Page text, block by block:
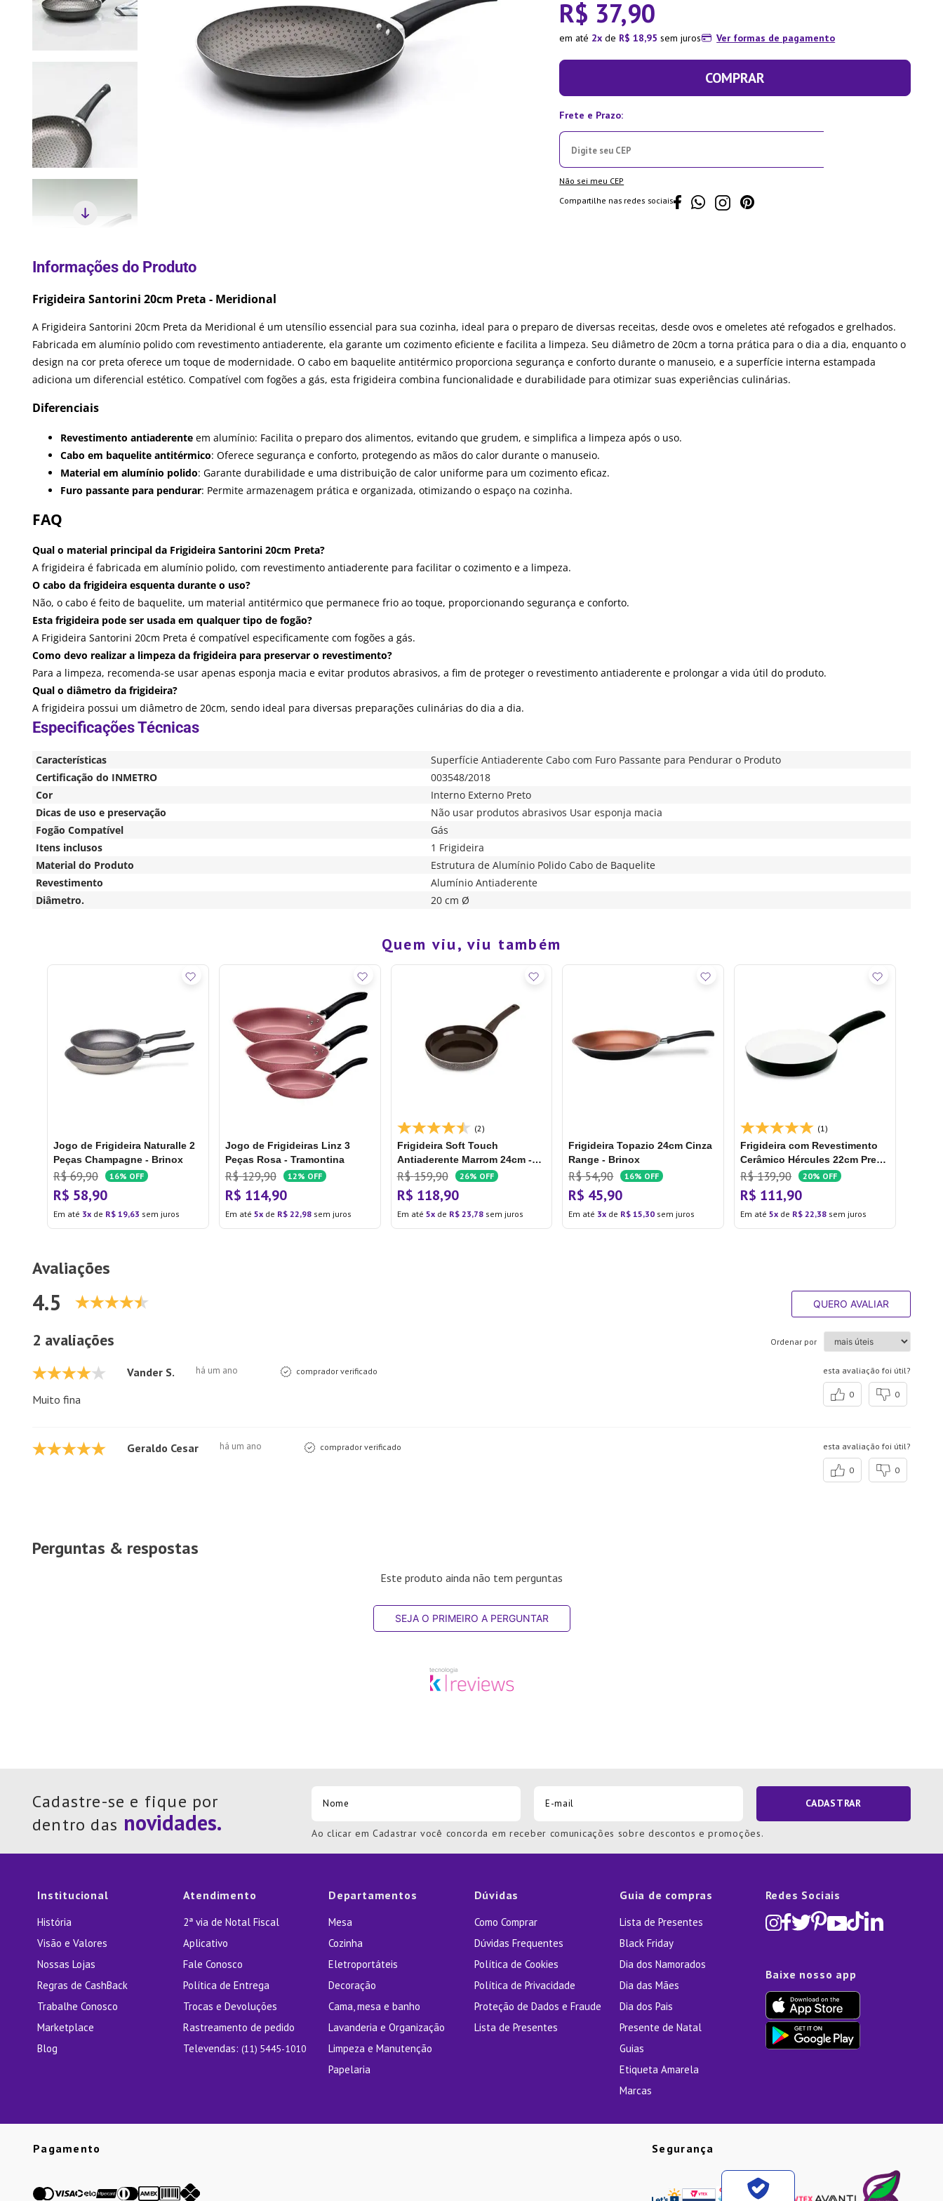
R$ 37,90
em até 2 de R$ 18,95 sem juros Ver formas de pagamento
COMPRAR
Não sei meu CEP
Compartilhe nas redes sociais
Frigideira Santorini 20cm Preta - Meridional
A Frigideira Santorini 20cm Preta da Meridional é um utensílio essencial para sua cozinha, ideal para o preparo de diversas receitas, desde ovos e omeletes até refogados e grelhados.
Fabricada em alumínio polido com revestimento antiaderente, ela garante um cozimento eficiente e facilita a limpeza. Seu diâmetro de 20cm a torna prática para o dia a dia, enquanto o
design na cor preta oferece um toque de modernidade. O cabo em baquelite antitérmico proporciona segurança e conforto durante o manuseio, e a superfície interna estampada
adiciona um diferencial estético. Compatível com fogões a gás, esta frigideira combina funcionalidade e durabilidade para otimizar suas experiências culinárias.
Diferenciais
Revestimento antiaderente em alumínio: Facilita o preparo dos alimentos, evitando que grudem, e simplifica a limpeza após o uso.
Cabo em baquelite antitérmico: Oferece segurança e conforto, protegendo as mãos do calor durante o manuseio.
Material em alumínio polido: Garante durabilidade e uma distribuição de calor uniforme para um cozimento eficaz.
Furo passante para pendurar: Permite armazenagem prática e organizada, otimizando o espaço na cozinha.
FAQ
Qual o material principal da Frigideira Santorini 20cm Preta?
A frigideira é fabricada em alumínio polido, com revestimento antiaderente para facilitar o cozimento e a limpeza.
O cabo da frigideira esquenta durante o uso?
Não, o cabo é feito de baquelite, um material antitérmico que permanece frio ao toque, proporcionando segurança e conforto.
Esta frigideira pode ser usada em qualquer tipo de fogão?
A Frigideira Santorini 20cm Preta é compatível especificamente com fogões a gás.
Como devo realizar a limpeza da frigideira para preservar o revestimento?
Para a limpeza, recomenda-se usar apenas esponja macia e evitar produtos abrasivos, a fim de proteger o revestimento antiaderente e prolongar a vida útil do produto.
Qual o diâmetro da frigideira?
A frigideira possui um diâmetro de 20cm, sendo ideal para diversas preparações culinárias do dia a dia.
Características
Superfície Antiaderente Cabo com Furo Passante para Pendurar o Produto
Certificação do INMETRO
003548/2018
Cor
Interno Externo Preto
Dicas de uso e preservação
Não usar produtos abrasivos Usar esponja macia
Fogão Compatível
Gás
Itens inclusos
1 Frigideira
Material do Produto
Estrutura de Alumínio Polido Cabo de Baquelite
Revestimento
Alumínio Antiaderente
Diâmetro.
20 cm Ø
Quem viu, viu também
Jogo de Frigideira Naturalle 2
Peças Champagne - Brinox
R$ 69,90 16% OFF
R$ 58,90
Em até 3 de R$ 19,63 sem juros
Jogo de Frigideiras Linz 3
Peças Rosa - Tramontina
R$ 129,90 12% OFF
R$ 114,90
Em até 5 de R$ 22,98sem juros
(2)
Frigideira Soft Touch
Antiaderente Marrom 24cm -
Hercules
R$ 159,90 26% OFF
R$ 118,90
Em até 5 de R$ 23,78sem juros
Frigideira Topazio 24cm Cinza
Range - Brinox
R$ 54,90 16% OFF
R$ 45,90
Em até 3 de R$ 15,30 sem juros
(1)
Frigideira com Revestimento
Cerâmico Hércules 22cm Preta
- Hércules
R$ 139,90 20% OFF
R$ 111,90
Em até5 de R$ 22,38 sem juros
Avaliações
4.5 QUERO AVALIAR
2 avaliações Ordenar por
Vander S. há um ano comprador verificado
Muito fina
esta avaliação foi útil?
0 0
Geraldo Cesar há um ano comprador verificado esta avaliação foi útil?
0 0
Perguntas & respostas
Este produto ainda não tem perguntas
SEJA O PRIMEIRO A PERGUNTAR
Cadastre-se e fique por
dentro das
CADASTRAR
Ao clicar em Cadastrar você concorda em receber comunicações sobre descontos e promoções.
Institucional
História
Visão e Valores
Nossas Lojas
Regras de CashBack
Trabalhe Conosco
Marketplace
Blog
Atendimento
2ª via de Notal Fiscal
Aplicativo
Fale Conosco
Política de Entrega
Trocas e Devoluções
Rastreamento de pedido
Televendas: (11) 5445-1010
Departamentos
Mesa
Cozinha
Eletroportáteis
Decoração
Cama, mesa e banho
Lavanderia e Organização
Limpeza e Manutenção
Papelaria
Dúvidas
Como Comprar
Dúvidas Frequentes
Política de Cookies
Política de Privacidade
Proteção de Dados e Fraude
Lista de Presentes
Guia de compras
Lista de Presentes
Black Friday
Dia dos Namorados
Dia das Mães
Dia dos Pais
Presente de Natal
Guias
Etiqueta Amarela
Marcas
Redes Sociais
Baixe nosso app
Pagamento Segurança
10º Lixeira